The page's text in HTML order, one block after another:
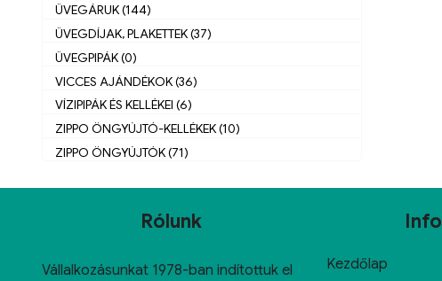
ÜVEGÁRUK (144)
ÜVEGDÍJAK, PLAKETTEK (37)
ÜVEGPIPÁK (0)
VICCES AJÁNDÉKOK (36)
VÍZIPIPÁK ÉS KELLÉKEI (6)
ZIPPO ÖNGYÚJTÓ-KELLÉKEK (10)
ZIPPO ÖNGYÚJTÓK (71)
Rólunk
Vállalkozásunkat 1978-ban indítottuk el
Kezdőlap